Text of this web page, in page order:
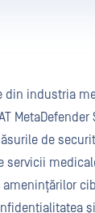
din industria
de
servicii
amenințărilor